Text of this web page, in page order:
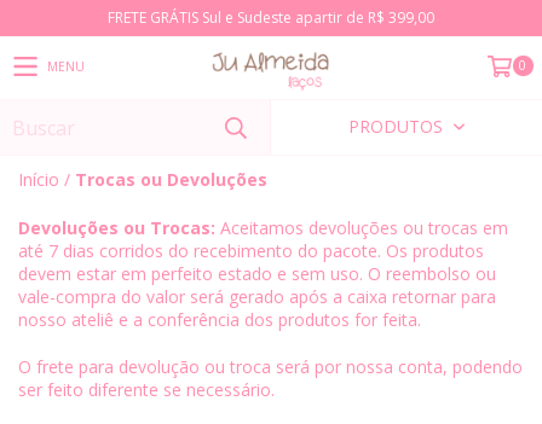
FRETE GRÁTIS Sul e Sudeste apartir de R$ 399,00
MENU 0
PRODUTOS
Início / Trocas ou Devoluções
Devoluções ou Trocas: Aceitamos devoluções ou trocas em
até 7 dias corridos do recebimento do pacote. Os produtos
devem estar em perfeito estado e sem uso. O reembolso ou
vale-compra do valor será gerado após a caixa retornar para
nosso ateliê e a conferência dos produtos for feita.
O frete para devolução ou troca será por nossa conta, podendo
ser feito diferente se necessário.